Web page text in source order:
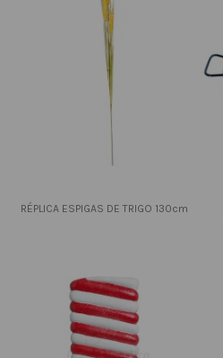
RÉPLICA ESPIGAS DE TRIGO 130cm